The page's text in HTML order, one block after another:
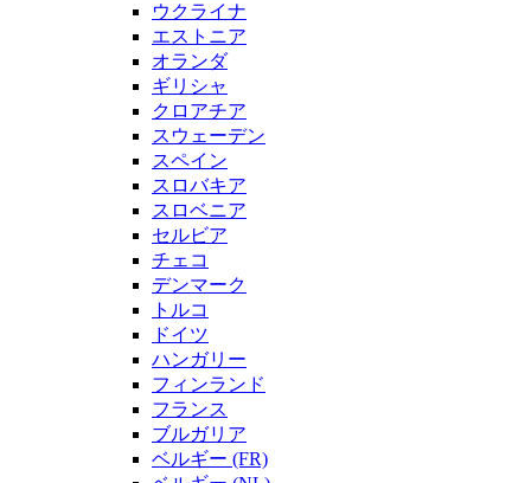
ウクライナ
エストニア
オランダ
ギリシャ
クロアチア
スウェーデン
スペイン
スロバキア
スロベニア
セルビア
チェコ
デンマーク
トルコ
ドイツ
ハンガリー
フィンランド
フランス
ブルガリア
ベルギー (FR)